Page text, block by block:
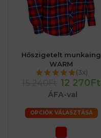
Hőszigetelt munkaing
WARM
(3x)
12 270Ft
ÁFA-val
OPCIÓK VÁLASZTÁSA